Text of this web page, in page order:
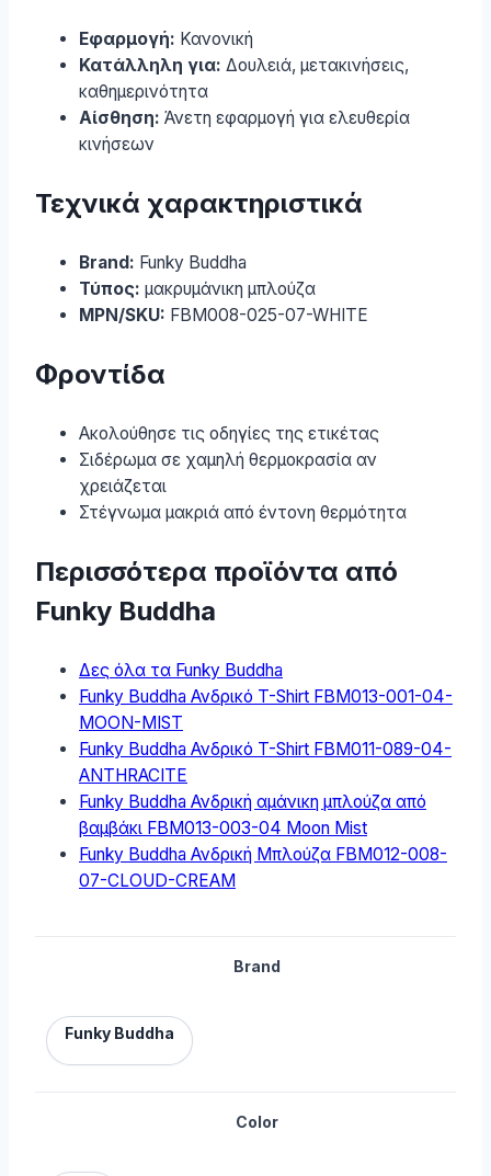
Εφαρμογή: Κανονική
Κατάλληλη για: Δουλειά, μετακινήσεις,
καθημερινότητα
Αίσθηση: Άνετη εφαρμογή για ελευθερία
κινήσεων
Τεχνικά χαρακτηριστικά
Brand: Funky Buddha
Τύπος: μακρυμάνικη μπλούζα
MPN/SKU: FBM008-025-07-WHITE
Φροντίδα
Ακολούθησε τις οδηγίες της ετικέτας
Σιδέρωμα σε χαμηλή θερμοκρασία αν
χρειάζεται
Στέγνωμα μακριά από έντονη θερμότητα
Περισσότερα προϊόντα από
Funky Buddha
Δες όλα τα Funky Buddha
Funky Buddha Ανδρικό T-Shirt FBM013-001-04-
MOON-MIST
Funky Buddha Ανδρικό T-Shirt FBM011-089-04-
ANTHRACITE
Funky Buddha Ανδρική αμάνικη μπλούζα από
βαμβάκι FBM013-003-04 Moon Mist
Funky Buddha Ανδρική Μπλούζα FBM012-008-
07-CLOUD-CREAM
Brand
Funky Buddha
Color